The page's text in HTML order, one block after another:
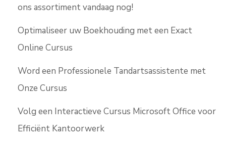
ons assortiment vandaag nog!
Optimaliseer uw Boekhouding met een Exact
Online Cursus
Word een Professionele Tandartsassistente met
Onze Cursus
Volg een Interactieve Cursus Microsoft Office voor
Efficiënt Kantoorwerk